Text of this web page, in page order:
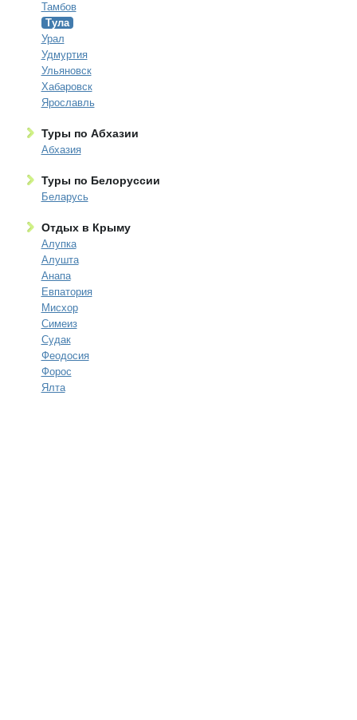
Тамбов
Тула
Урал
Удмуртия
Ульяновск
Хабаровск
Ярославль
Туры по Абхазии
Абхазия
Туры по Белоруссии
Беларусь
Отдых в Крыму
Алупка
Алушта
Анапа
Евпатория
Мисхор
Симеиз
Судак
Феодосия
Форос
Ялта